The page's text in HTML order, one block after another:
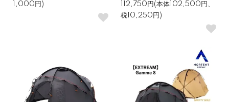
1,000円)
112,750円(本体102,500円、
税10,250円)